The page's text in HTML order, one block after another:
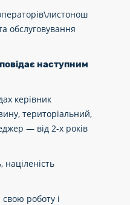
обслуговування
наступним
керівник
територіальний,
— від 2-х років
націленість
свою роботу і